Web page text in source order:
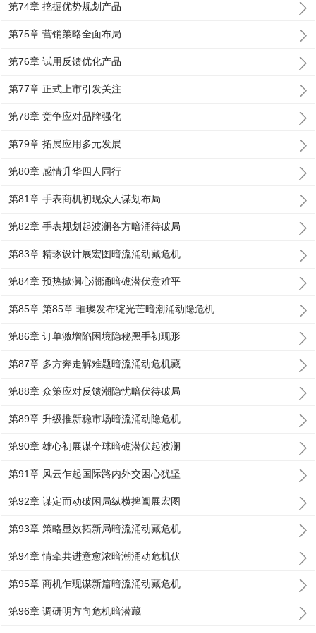
第74章 挖掘优势规划产品
第75章 营销策略全面布局
第76章 试用反馈优化产品
第77章 正式上市引发关注
第78章 竞争应对品牌强化
第79章 拓展应用多元发展
第80章 感情升华四人同行
第81章 手表商机初现众人谋划布局
第82章 手表规划起波澜各方暗涌待破局
第83章 精琢设计展宏图暗流涌动藏危机
第84章 预热掀澜心潮涌暗礁潜伏意难平
第85章 第85章 璀璨发布绽光芒暗潮涌动隐危机
第86章 订单激增陷困境隐秘黑手初现形
第87章 多方奔走解难题暗流涌动危机藏
第88章 众策应对反馈潮隐忧暗伏待破局
第89章 升级推新稳市场暗流涌动隐危机
第90章 雄心初展谋全球暗礁潜伏起波澜
第91章 风云乍起国际路内外交困心犹坚
第92章 谋定而动破困局纵横捭阖展宏图
第93章 策略显效拓新局暗流涌动藏危机
第94章 情牵共进意愈浓暗潮涌动危机伏
第95章 商机乍现谋新篇暗流涌动藏危机
第96章 调研明方向危机暗潜藏